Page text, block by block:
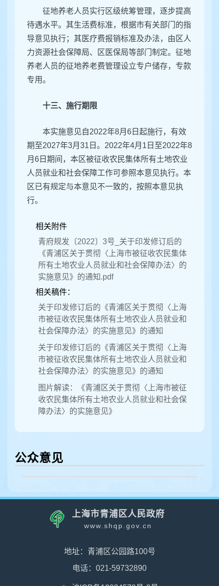
征地养老人员实行区级统筹管理，逐步提高
待遇水平。其生活费标准，根据市有关部门的指
导意见执行；其医疗费报销标准及办法，由区人
力资源社会保障局、区医保局等部门制定。征地
养老人员的征地养老费管理设立专户储存，专款
专用。
十三、施行期限
本实施意见自2022年8月6日起施行，有效
期至2027年3月31日。2022年4月1日至2022年8
月6日期间，本区被征收农民集体所有土地农业
人员就业和社会保障工作可参照本意见执行。本
区已有规定与本意见不一致的，按照本意见执
行。
相关附件
青府规发〔2022〕3号_关于印发修订后的
《青浦区关于贯彻〈上海市被征收农民集体
所有土地农业人员就业和社会保障办法〉的
实施意见》的通知.pdf
相关稿件：
关于印发修订后的《青浦区关于贯彻〈上海
市被征收农民集体所有土地农业人员就业和
社会保障办法〉的实施意见》的通知
关于印发修订后的《青浦区关于贯彻〈上海
市被征收农民集体所有土地农业人员就业和
社会保障办法〉的实施意见》的通知
图片解读：《青浦区关于贯彻〈上海市被征
收农民集体所有土地农业人员就业和社会保
障办法〉的实施意见》
公众意见
上海市青浦区人民政府
www.shqp.gov.cn
地址：青浦区公园路100号
电话：021-59732890